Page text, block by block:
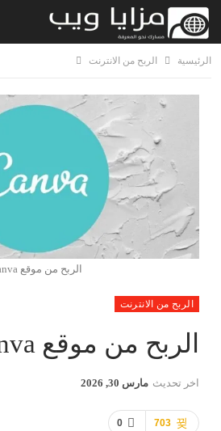
الرئيسية الربح من الانترنت
الربح من موقع Canva
الربح من الانترنت
الربح من موقع Canva
اخر تحديث مارس 30, 2026
0 703